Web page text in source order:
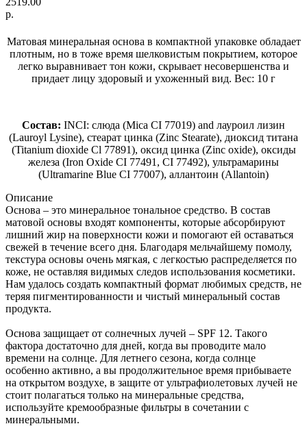
р.
Матовая минеральная основа в компактной упаковке обладает
плотным, но в тоже время шелковистым покрытием, которое
легко выравнивает тон кожи, скрывает несовершенства и
придает лицу здоровый и ухоженный вид. Вес: 10 г
Состав: INCI: слюда (Mica CI 77019) and лауроил лизин
(Lauroyl Lysine), стеарат цинка (Zinc Stearate), диоксид титана
(Titanium dioxide Cl 77891), оксид цинка (Zinc oxide), оксиды
железа (Iron Oxide CI 77491, CI 77492), ультрамарины
(Ultramarine Blue CI 77007), аллантоин (Allantoin)
Описание
Основа – это минеральное тональное средство. В состав
матовой основы входят компоненты, которые абсорбируют
лишний жир на поверхности кожи и помогают ей оставаться
свежей в течение всего дня. Благодаря мельчайшему помолу,
текстура основы очень мягкая, с легкостью распределяется по
коже, не оставляя видимых следов использования косметики.
Нам удалось создать компактный формат любимых средств, не
теряя пигментированности и чистый минеральный состав
продукта.
Основа защищает от солнечных лучей – SPF 12. Такого
фактора достаточно для дней, когда вы проводите мало
времени на солнце. Для летнего сезона, когда солнце
особенно активно, а вы продолжительное время прибываете
на открытом воздухе, в защите от ультрафиолетовых лучей не
стоит полагаться только на минеральные средства,
используйте кремообразные фильтры в сочетании с
минеральными.